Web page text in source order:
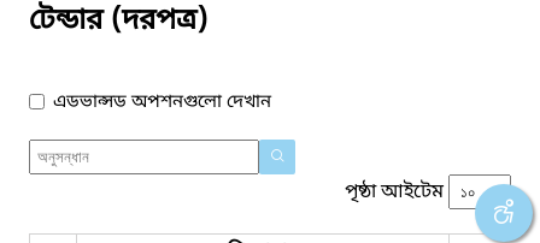
টেন্ডার (দরপত্র)
এডভান্সড অপশনগুলো দেখান
পৃষ্ঠা আইটেম